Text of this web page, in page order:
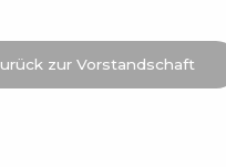
zur Vorstandschaft